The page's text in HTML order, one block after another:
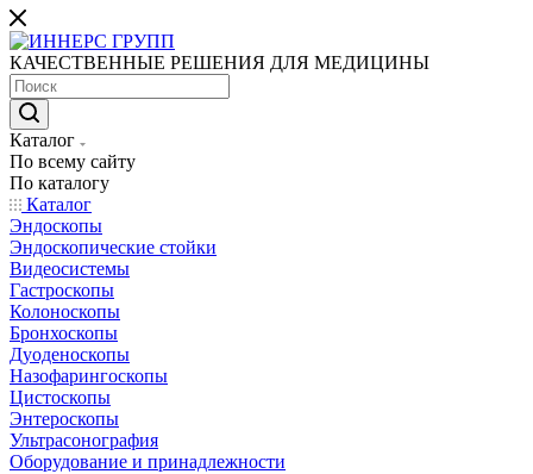
КАЧЕСТВЕННЫЕ РЕШЕНИЯ ДЛЯ МЕДИЦИНЫ
Каталог
По всему сайту
По каталогу
Каталог
Эндоскопы
Эндоскопические стойки
Видеосистемы
Гастроскопы
Колоноскопы
Бронхоскопы
Дуоденоскопы
Назофарингоскопы
Цистоскопы
Энтероскопы
Ультрасонография
Оборудование и принадлежности